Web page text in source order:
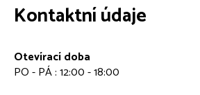
Kontaktní údaje
Otevírací doba
PO - PÁ : 12:00 - 18:00